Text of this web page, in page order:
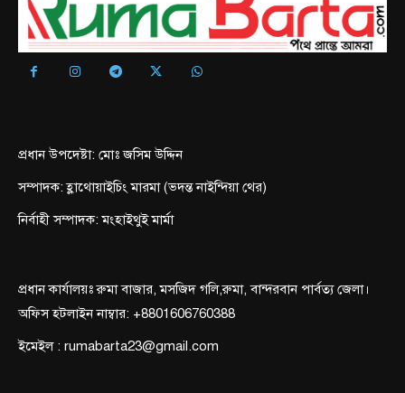
প্রধান উপদেষ্টা: মোঃ জসিম উদ্দিন
সম্পাদক: হ্লাথোয়াইচিং মারমা (ভদন্ত নাইন্দিয়া থের)
নির্বাহী সম্পাদক: মংহাইথুই মার্মা
প্রধান কার্যালয়ঃ রুমা বাজার, মসজিদ গলি,রুমা, বান্দরবান পার্বত্য জেলা।
অফিস হটলাইন নাম্বার: +8801606760388
ইমেইল : rumabarta23@gmail.com